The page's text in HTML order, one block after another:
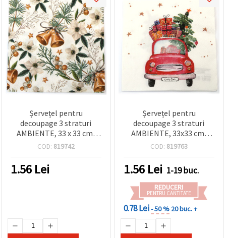
Șervețel pentru
decoupage 3 straturi
AMBIENTE, 33 x 33 cm,
Helleborus și clopoței – 1
COD: 819742
1.56 Lei
Șervețel pentru
decoupage 3 straturi
AMBIENTE, 33x33 cm,
model „Camionul cu
COD: 819763
1.56 Lei 1-19 buc.
REDUCERI
PENTRU CANTITATE
0.78 Lei- 50 % 20 buc. +